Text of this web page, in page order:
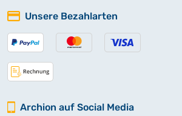
Unsere Bezahlarten
Archion auf Social Media